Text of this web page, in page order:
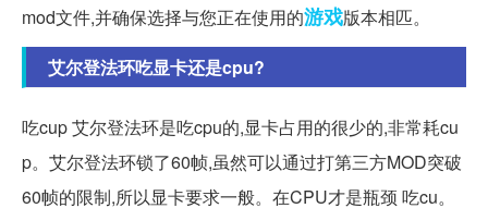
mod文件,并确保选择与您正在使用的游戏版本相匹。
艾尔登法环吃显卡还是cpu?
吃cup 艾尔登法环是吃cpu的,显卡占用的很少的,非常耗cu
p。艾尔登法环锁了60帧,虽然可以通过打第三方MOD突破
60帧的限制,所以显卡要求一般。在CPU才是瓶颈 吃cu。